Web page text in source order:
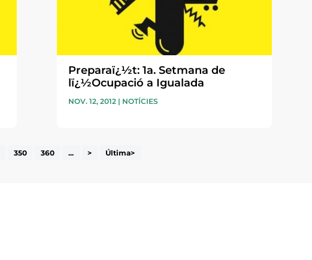
Preparaï¿½t: 1a. Setmana de
lï¿½Ocupació a Igualada
NOV. 12, 2012| NOTÍCIES
350 360 ... > Última>